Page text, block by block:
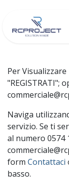
Per
"REGISTRATI";
Naviga
servizio. Se ti
al numero 0574
form Contattaci
basso.